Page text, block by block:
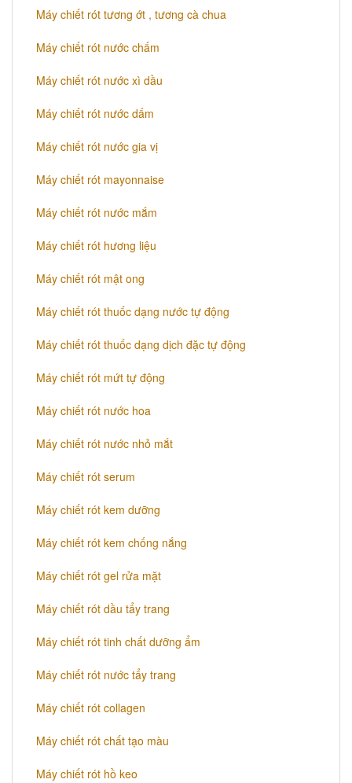
Máy chiết rót tương ớt , tương cà chua
Máy chiết rót nước chấm
Máy chiết rót nước xì dầu
Máy chiết rót nước dấm
Máy chiết rót nước gia vị
Máy chiết rót mayonnaise
Máy chiết rót nước mắm
Máy chiết rót hương liệu
Máy chiết rót mật ong
Máy chiết rót thuốc dạng nước tự động
Máy chiết rót thuốc dạng dịch đặc tự động
Máy chiết rót mứt tự động
Máy chiết rót nước hoa
Máy chiết rót nước nhỏ mắt
Máy chiết rót serum
Máy chiết rót kem dưỡng
Máy chiết rót kem chống nắng
Máy chiết rót gel rửa mặt
Máy chiết rót dầu tẩy trang
Máy chiết rót tinh chất dưỡng ẩm
Máy chiết rót nước tẩy trang
Máy chiết rót collagen
Máy chiết rót chất tạo màu
Máy chiết rót hồ keo